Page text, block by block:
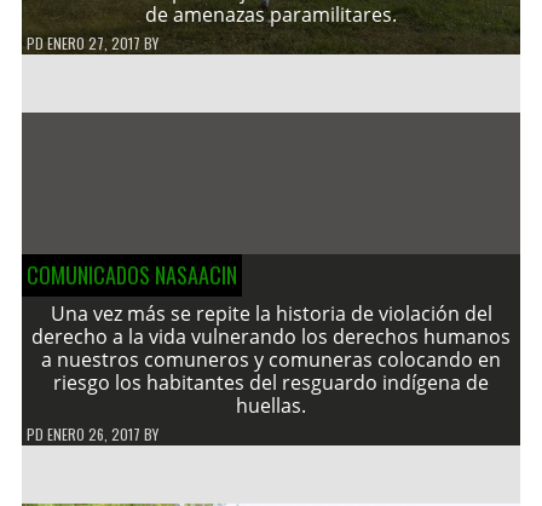
de amenazas paramilitares.
PDENERO 27, 2017 BY
COMUNICADOS NASAACIN
Una vez más se repite la historia de violación del
derecho a la vida vulnerando los derechos humanos
a nuestros comuneros y comuneras colocando en
riesgo los habitantes del resguardo indígena de
huellas.
PD ENERO 26, 2017 BY